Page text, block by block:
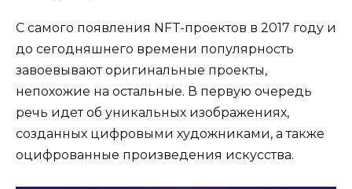
С самого появления NFT-проектов в 2017 году и
до сегодняшнего времени популярность
завоевывают оригинальные проекты,
непохожие на остальные. В первую очередь
речь идет об уникальных изображениях,
созданных цифровыми художниками, а также
оцифрованные произведения искусства.